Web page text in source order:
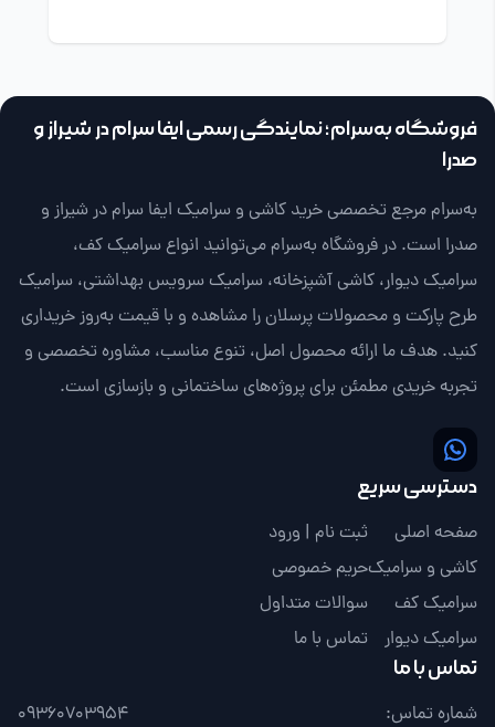
فروشگاه به‌سرام؛ نمایندگی رسمی ایفا سرام در شیراز و
صدرا
به‌سرام مرجع تخصصی خرید کاشی و سرامیک ایفا سرام در شیراز و
صدرا است. در فروشگاه به‌سرام می‌توانید انواع سرامیک کف،
سرامیک دیوار، کاشی آشپزخانه، سرامیک سرویس بهداشتی، سرامیک
طرح پارکت و محصولات پرسلان را مشاهده و با قیمت به‌روز خریداری
کنید. هدف ما ارائه محصول اصل، تنوع مناسب، مشاوره تخصصی و
تجربه خریدی مطمئن برای پروژه‌های ساختمانی و بازسازی است.
دسترسی سریع
صفحه اصلی
کاشی و سرامیک
سرامیک کف
سرامیک دیوار
ثبت نام | ورود
حریم خصوصی
سوالات متداول
تماس با ما
تماس با ما
شماره تماس: 09360703954